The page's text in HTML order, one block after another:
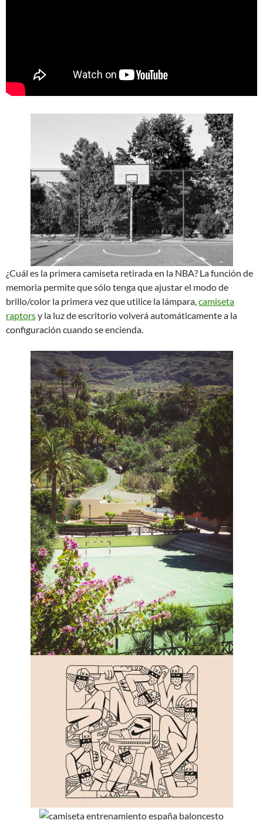
¿Cuál es la primera camiseta retirada en la NBA? La función de
memoria permite que sólo tenga que ajustar el modo de
brillo/color la primera vez que utilice la lámpara, camiseta
raptorsy la luz de escritorio volverá automáticamente a la
configuración cuando se encienda.